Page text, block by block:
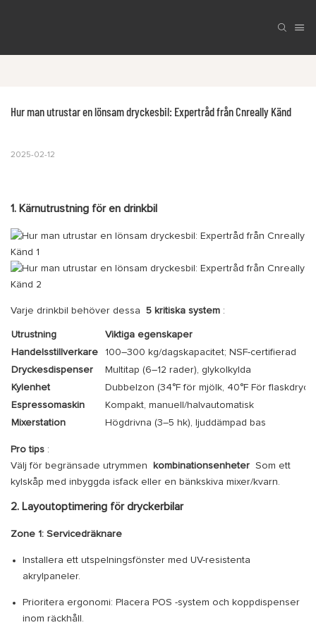
Hur man utrustar en lönsam dryckesbil: Expertråd från Cnreally Känd
2025-02-12
1. Kärnutrustning för en drinkbil
Varje drinkbil behöver dessa 5 kritiska system :
Utrustning
Viktiga egenskaper
Handelsstillverkare
100–300 kg/dagskapacitet; NSF-certifierad
Dryckesdispenser
Multitap (6–12 rader), glykolkylda
Kylenhet
Dubbelzon (34°F för mjölk, 40°F För
Espressomaskin
Kompakt, manuell/halvautomatisk
Mixerstation
Högdrivna (3–5 hk), ljuddämpad bas
Pro tips :
Välj för begränsade utrymmen
kombinationsenheter Som ett
kylskåp med inbyggda isfack eller en bänkskiva mixer/kvarn.
2. Layoutoptimering för dryckerbilar
Zone 1: Servicedräknare
Installera ett utspelningsfönster med UV-resistenta
akrylpaneler.
Prioritera ergonomi: Placera POS -system och koppdispenser
inom räckhåll.